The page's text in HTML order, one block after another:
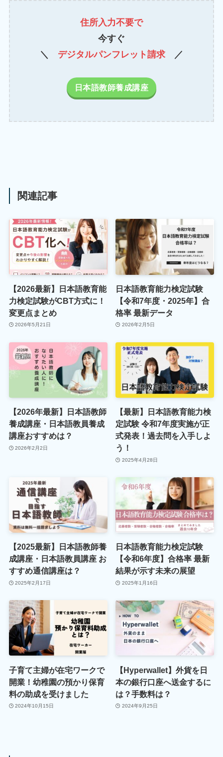
住所入力不要で
今すぐ
＼ デジタルパンフレット請求 ／
日本語教師養成講座
関連記事
【2026最新】日本語教育能
力検定試験がCBT方式に！
変更点まとめ
2026年5月21日
日本語教育能力検定試験
【令和7年度・2025年】合
格率 最新データ
2026年2月5日
【2026年最新】日本語教師
養成講座・日本語教員養成
講座おすすめは？
2026年2月2日
【最新】日本語教育能力検
定試験 令和7年度実施が正
式発表！過去問を入手しよ
う！
2025年4月28日
【2025最新】日本語教師養
成講座・日本語教員講座 お
すすめ通信講座は？
2025年2月17日
日本語教育能力検定試験
【令和6年度】合格率 最新
結果が示す未来の展望
2025年1月16日
子育て主婦が在宅ワークで
開業！幼稚園の預かり保育
料の助成を受けました
2024年10月15日
【Hyperwallet】外貨を日
本の銀行口座へ送金するに
は？手数料は？
2024年9月25日